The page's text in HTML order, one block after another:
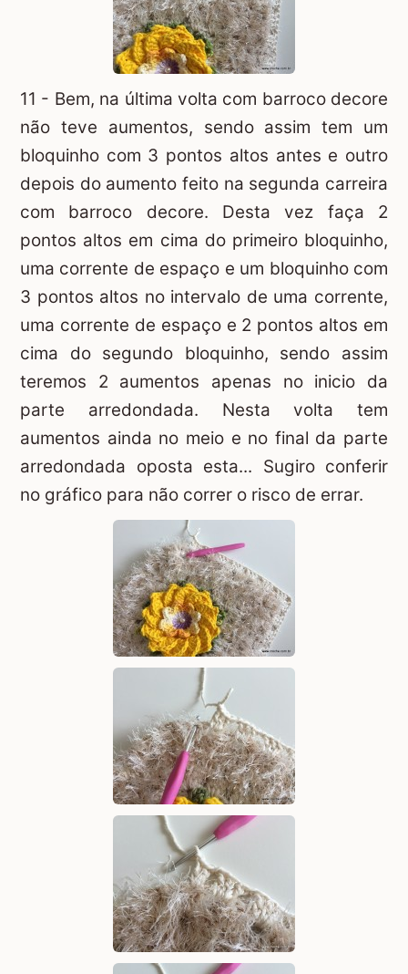
11 - Bem, na última volta com barroco decore
não teve aumentos, sendo assim tem um
bloquinho com 3 pontos altos antes e outro
depois do aumento feito na segunda carreira
com barroco decore. Desta vez faça 2
pontos altos em cima do primeiro bloquinho,
uma corrente de espaço e um bloquinho com
3 pontos altos no intervalo de uma corrente,
uma corrente de espaço e 2 pontos altos em
cima do segundo bloquinho, sendo assim
teremos 2 aumentos apenas no inicio da
parte arredondada. Nesta volta tem
aumentos ainda no meio e no final da parte
arredondada oposta esta... Sugiro conferir
no gráfico para não correr o risco de errar.